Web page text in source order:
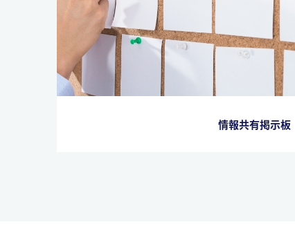
情報共有掲示板